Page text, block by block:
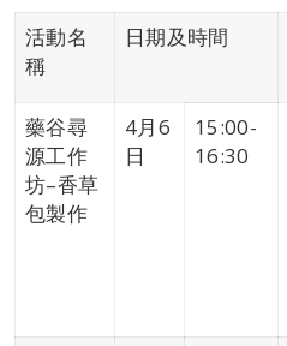
活動名
稱
日期及時間
藥谷尋
源工作
坊–香草
包製作
4月6
日
15:00-
16:30